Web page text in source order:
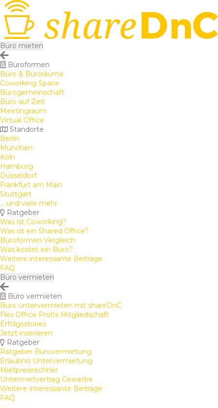
Büro mieten
Büroformen
Büro & Büroräume
Coworking Space
Bürogemeinschaft
Büro auf Zeit
Meetingraum
Virtual Office
Standorte
Berlin
München
Köln
Hamburg
Düsseldorf
Frankfurt am Main
Stuttgart
... und viele mehr
Ratgeber
Was ist Coworking?
Was ist ein Shared Office?
Büroformen Vergleich
Was kostet ein Büro?
Weitere interessante Beiträge
FAQ
Büro vermieten
Büro vermieten
Büro untervermieten mit shareDnC
Flex Office Profis Mitgliedschaft
Erfolgsstories
Jetzt inserieren
Ratgeber
Ratgeber Bürovermietung
Erlaubnis Untervermietung
Mietpreisrechner
Untermietvertrag Gewerbe
Weitere interessante Beiträge
FAQ